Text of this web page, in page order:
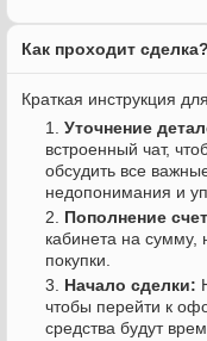
Как проходит сделка?
Краткая инструкция
Уточнение
встроенный чат,
обсудить все
недопонимания и
Пополнение
кабинета на
покупки.
Начало сделки:
чтобы перейти к
средства будут